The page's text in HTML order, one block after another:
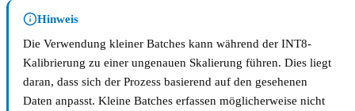
Hinweis
Die Verwendung kleiner Batches kann während der INT8-
Kalibrierung zu einer ungenauen Skalierung führen. Dies liegt
daran, dass sich der Prozess basierend auf den gesehenen
Daten anpasst. Kleine Batches erfassen möglicherweise nicht